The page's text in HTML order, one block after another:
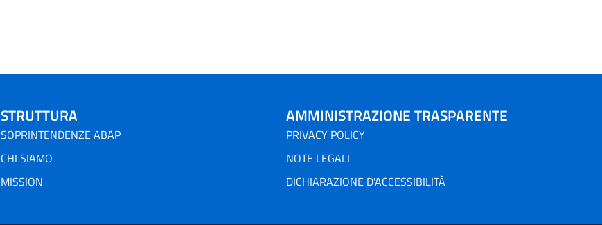
STRUTTURA
SOPRINTENDENZE ABAP
CHI SIAMO
MISSION
AMMINISTRAZIONE TRASPARENTE
PRIVACY POLICY
NOTE LEGALI
DICHIARAZIONE D'ACCESSIBILITÀ